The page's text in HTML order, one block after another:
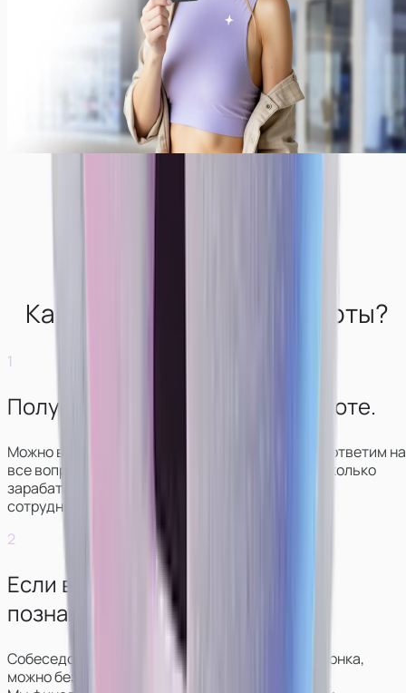
Примеры заработков
Как выглядит начало работы?
1
Получите консультацию по работе.
Можно в чате или звонке. Мы свяжемся с вами, ответим на
все вопросы, покажем, как выглядит работа и сколько
зарабатывают модели в разных вариантах
сотрудничества.
2
Если всё понравится —
познакомитесь с куратором.
Собеседование обычно проходит в формате звонка,
можно без видео.